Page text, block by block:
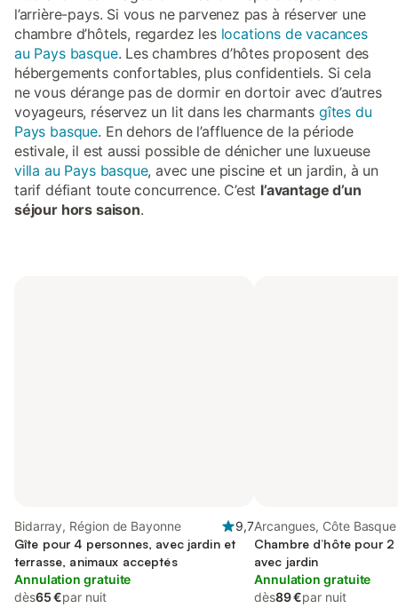
l’arrière-pays. Si vous ne parvenez pas à réserver une
chambre d’hôtels, regardez les locations de vacances
au Pays basque. Les chambres d’hôtes proposent des
hébergements confortables, plus confidentiels. Si cela
ne vous dérange pas de dormir en dortoir avec d’autres
voyageurs, réservez un lit dans les charmants gîtes du
Pays basque. En dehors de l’affluence de la période
estivale, il est aussi possible de dénicher une luxueuse
villa au Pays basque, avec une piscine et un jardin, à un
tarif défiant toute concurrence. C’est l’avantage d’un
séjour hors saison.
Bidarray, Région de Bayonne
9,7
Gîte pour 4 personnes, avec jardin et
terrasse, animaux acceptés
Annulation gratuite
dès65 €par nuit
Arcangues, Côte Basque
Chambre d’hôte pour
avec jardin
Annulation gratuite
dès89 €par nuit